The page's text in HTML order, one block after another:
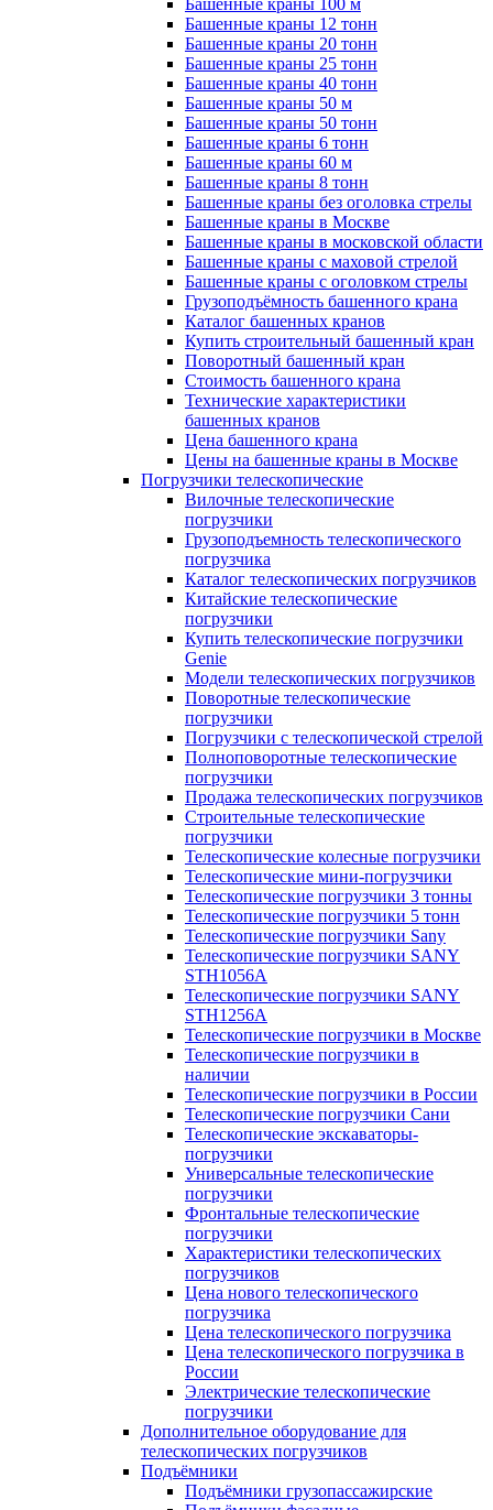
Башенные краны 100 м
Башенные краны 12 тонн
Башенные краны 20 тонн
Башенные краны 25 тонн
Башенные краны 40 тонн
Башенные краны 50 м
Башенные краны 50 тонн
Башенные краны 6 тонн
Башенные краны 60 м
Башенные краны 8 тонн
Башенные краны без оголовка стрелы
Башенные краны в Москве
Башенные краны в московской области
Башенные краны с маховой стрелой
Башенные краны с оголовком стрелы
Грузоподъёмность башенного крана
Каталог башенных кранов
Купить строительный башенный кран
Поворотный башенный кран
Стоимость башенного крана
Технические характеристики
башенных кранов
Цена башенного крана
Цены на башенные краны в Москве
Погрузчики телескопические
Вилочные телескопические
погрузчики
Грузоподъемность телескопического
погрузчика
Каталог телескопических погрузчиков
Китайские телескопические
погрузчики
Купить телескопические погрузчики
Genie
Модели телескопических погрузчиков
Поворотные телескопические
погрузчики
Погрузчики с телескопической стрелой
Полноповоротные телескопические
погрузчики
Продажа телескопических погрузчиков
Строительные телескопические
погрузчики
Телескопические колесные погрузчики
Телескопические мини-погрузчики
Телескопические погрузчики 3 тонны
Телескопические погрузчики 5 тонн
Телескопические погрузчики Sany
Телескопические погрузчики SANY
STH1056А
Телескопические погрузчики SANY
STH1256A
Телескопические погрузчики в Москве
Телескопические погрузчики в
наличии
Телескопические погрузчики в России
Телескопические погрузчики Сани
Телескопические экскаваторы-
погрузчики
Универсальные телескопические
погрузчики
Фронтальные телескопические
погрузчики
Характеристики телескопических
погрузчиков
Цена нового телескопического
погрузчика
Цена телескопического погрузчика
Цена телескопического погрузчика в
России
Электрические телескопические
погрузчики
Дополнительное оборудование для
телескопических погрузчиков
Подъёмники
Подъёмники грузопассажирские